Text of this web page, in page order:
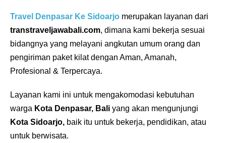
Travel Denpasar Ke Sidoarjo merupakan layanan dari
transtraveljawabali.com, dimana kami bekerja sesuai
bidangnya yang melayani angkutan umum orang dan
pengiriman paket kilat dengan Aman, Amanah,
Profesional & Terpercaya.
Layanan kami ini untuk mengakomodasi kebutuhan
warga Kota Denpasar, Bali yang akan mengunjungi
Kota Sidoarjo, baik itu untuk bekerja, pendidikan, atau
untuk berwisata.